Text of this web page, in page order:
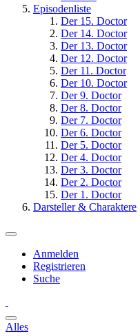
Episodenliste
Der 15. Doctor
Der 14. Doctor
Der 13. Doctor
Der 12. Doctor
Der 11. Doctor
Der 10. Doctor
Der 9. Doctor
Der 8. Doctor
Der 7. Doctor
Der 6. Doctor
Der 5. Doctor
Der 4. Doctor
Der 3. Doctor
Der 2. Doctor
Der 1. Doctor
Darsteller & Charaktere
Anmelden
Registrieren
Suche
Alles